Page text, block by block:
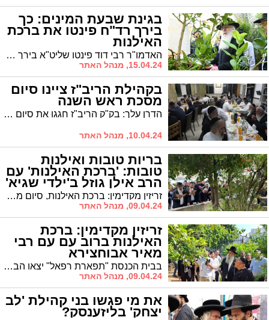
בגינת שבעת המינים: כך
בירך רד"ח פינטו את ברכת
האילנות
האדמו"ר רבי דוד פינטו שליט"א בירך ברכת האילנות בגינה שבה גדלים שבעת המינים
15.04.24, מנהל האתר
בקהילת הריב"ז ציינו סיום
מסכת ראש השנה
הדרן עלך: בק"ק הריב"ז חגגו את סיום מסכת 'ראש השנה' במעמד מגיד השיעור הגה"צ רבי מאיר כהן שליט"א בעל "אוצר ספרי הלכה" | הרב עובדיה דהן יו"ר המועה"ד נשא דברי ברכה לכבוד המסיימים
10.04.24, מנהל האתר
בריות טובות ואילנות
טובות: 'ברכת האילנות' עם
הרב אילן גוזל ב'ילדי שגיא'
זריזין מקדימין: ברכת האילנות, סיום מסכת והילולת הגרמ"ח בורתא זצ"ל במרכז לצעירים "ילדי שגיא ויעקב"
09.04.24, מנהל האתר
זריזין מקדימין: ברכת
האילנות ברוב עם עם רבי
מאיר אבוחצירא
בבית הכנסת "תפארת רפאל" יצאו הבוקר, ראש חודש ניסן, לברכת האילנות שהתקיימה ברוב עם
09.04.24, מנהל האתר
את מי פגשו בני קהילת 'לב
יצחק' בליזענסק?